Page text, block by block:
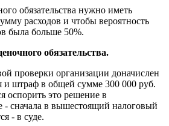
обязательства нужно иметь
расходов и чтобы вероятность
была больше 50%.
обязательства.
проверки организации доначислен
и штраф в общей сумме 300 000 руб.
оспорить это решение в
- сначала в вышестоящий налоговый
- в суде.